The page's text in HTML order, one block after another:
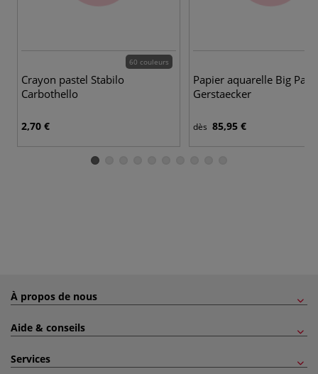
60 couleurs
Crayon pastel Stabilo
Carbothello
2,70 €
Papier aquarelle Big Pack
Gerstaecker
dès 85,95 €
À propos de nous
Aide & conseils
Services